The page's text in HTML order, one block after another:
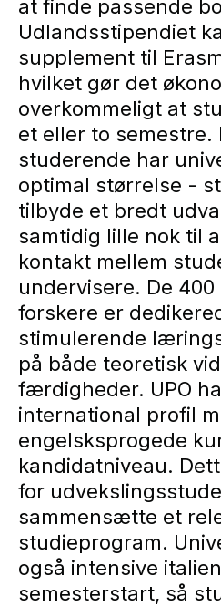
at finde passende
Udlandsstipendiet
supplement til
hvilket gør det
overkommeligt at
et eller to semestre.
studerende har
optimal størrelse -
tilbyde et bredt
samtidig lille nok til
kontakt mellem
undervisere. De
forskere er
stimulerende
på både teoretisk
færdigheder. UPO
international profil
engelsksprogede
kandidatniveau.
for
sammensætte et
studieprogram.
også intensive
semesterstart, så